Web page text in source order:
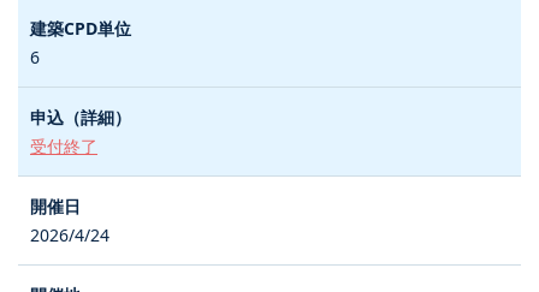
6
受付終了
2026/4/24